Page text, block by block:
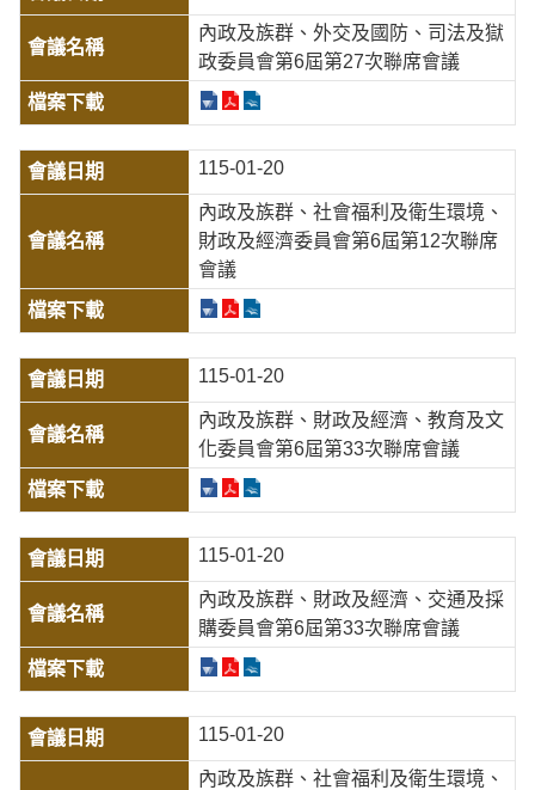
內政及族群、外交及國防、司法及獄
政委員會第6屆第27次聯席會議
115-01-20
內政及族群、社會福利及衛生環境、
財政及經濟委員會第6屆第12次聯席
會議
115-01-20
內政及族群、財政及經濟、教育及文
化委員會第6屆第33次聯席會議
115-01-20
內政及族群、財政及經濟、交通及採
購委員會第6屆第33次聯席會議
115-01-20
內政及族群、社會福利及衛生環境、